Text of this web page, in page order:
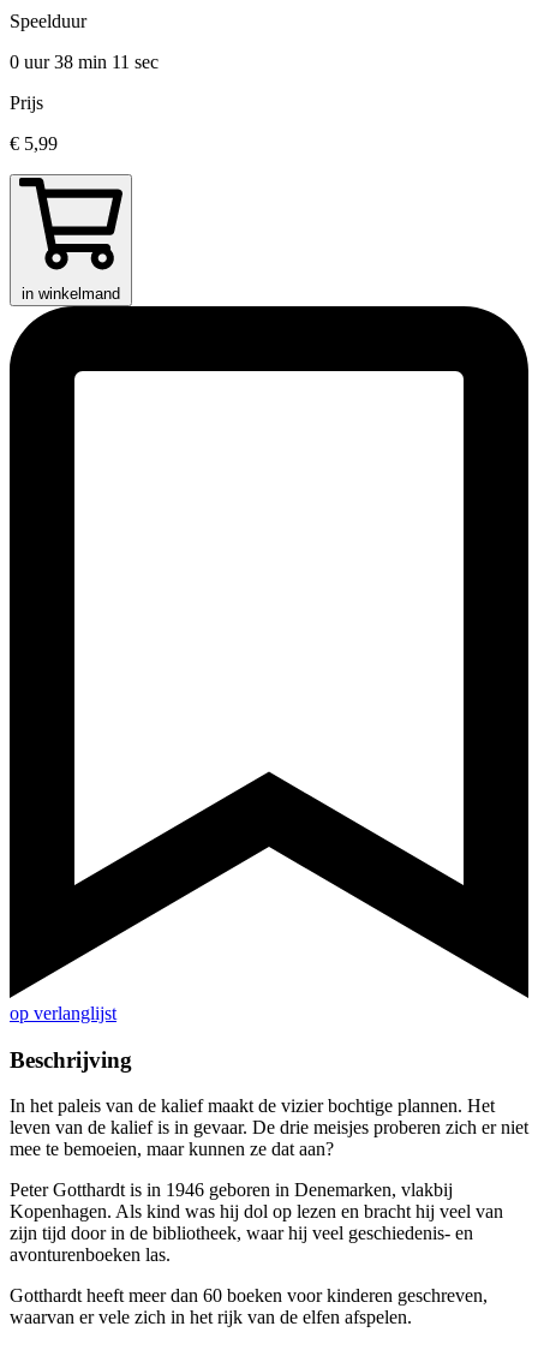
Speelduur
0 uur 38 min 11 sec
Prijs
€ 5,99
in winkelmand
op verlanglijst
Beschrijving
In het paleis van de kalief maakt de vizier bochtige plannen. Het
leven van de kalief is in gevaar. De drie meisjes proberen zich er niet
mee te bemoeien, maar kunnen ze dat aan?
Peter Gotthardt is in 1946 geboren in Denemarken, vlakbij
Kopenhagen. Als kind was hij dol op lezen en bracht hij veel van
zijn tijd door in de bibliotheek, waar hij veel geschiedenis- en
avonturenboeken las.
Gotthardt heeft meer dan 60 boeken voor kinderen geschreven,
waarvan er vele zich in het rijk van de elfen afspelen.